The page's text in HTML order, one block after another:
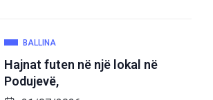
BALLINA
Hajnat futen në një lokal në
Podujevë,